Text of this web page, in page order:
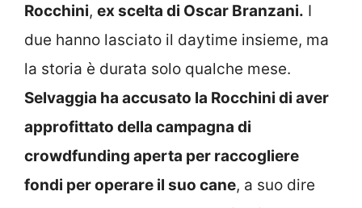
Rocchini, ex scelta di Oscar Branzani. I
due hanno lasciato il daytime insieme, ma
la storia è durata solo qualche mese.
Selvaggia ha accusato la Rocchini di aver
approfittato della campagna di
crowdfunding aperta per raccogliere
fondi per operare il suo cane, a suo dire